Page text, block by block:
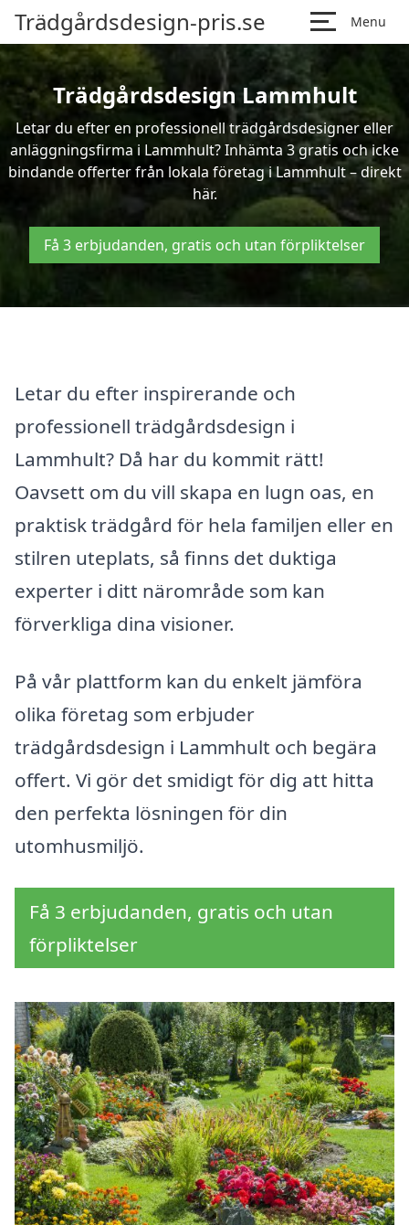
Trädgårdsdesign-pris.se Menu
Trädgårdsdesign Lammhult
Letar du efter en professionell trädgårdsdesigner eller
anläggningsfirma i Lammhult? Inhämta 3 gratis och icke
bindande offerter från lokala företag i Lammhult – direkt
här.
Få 3 erbjudanden, gratis och utan förpliktelser
Letar du efter inspirerande och
professionell trädgårdsdesign i
Lammhult? Då har du kommit rätt!
Oavsett om du vill skapa en lugn oas, en
praktisk trädgård för hela familjen eller en
stilren uteplats, så finns det duktiga
experter i ditt närområde som kan
förverkliga dina visioner.
På vår plattform kan du enkelt jämföra
olika företag som erbjuder
trädgårdsdesign i Lammhult och begära
offert. Vi gör det smidigt för dig att hitta
den perfekta lösningen för din
utomhusmiljö.
Få 3 erbjudanden, gratis och utan
förpliktelser